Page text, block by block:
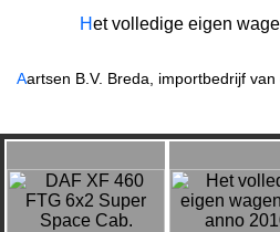
Het volledige eigen
Aartsen B.V. Breda, importbedrijf